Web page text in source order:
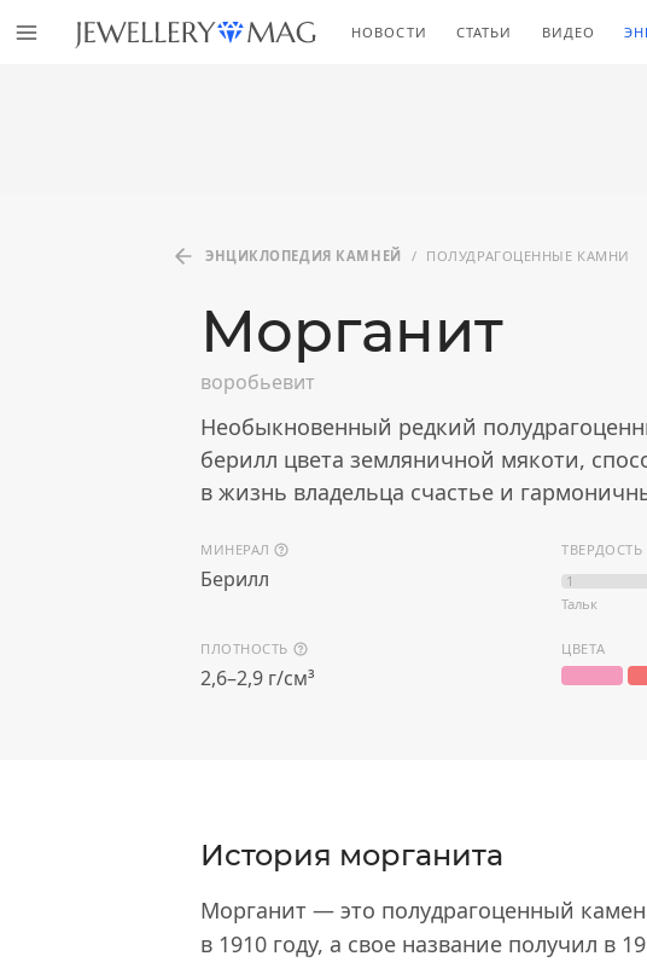
НОВОСТИ СТАТЬИ ВИДЕО
ЭНЦИКЛОПЕДИЯ КАМНЕЙ / ПОЛУДРАГОЦЕННЫЕ КАМНИ
Морганит
воробьевит
Необыкновенный редкий
берилл цвета земляничной мякоти,
в жизнь владельца счастье и
МИНЕРАЛ
Берилл
ПЛОТНОСТЬ
2,6–2,9 г/см³
1
Тальк
ЦВЕТА
История морганита
Морганит — это полудрагоценный
в 1910 году, а свое название получил в